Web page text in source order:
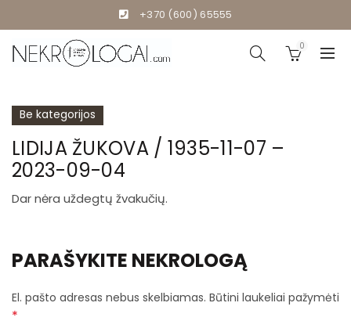
+370 (600) 65555
0
Be kategorijos
LIDIJA ŽUKOVA / 1935-11-07 –
2023-09-04
Dar nėra uždegtų žvakučių.
PARAŠYKITE NEKROLOGĄ
El. pašto adresas nebus skelbiamas. Būtini laukeliai pažymėti
*